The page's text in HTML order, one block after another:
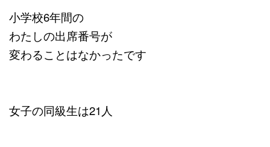
小学校6年間の
わたしの出席番号が
変わることはなかったです
女子の同級生は21人